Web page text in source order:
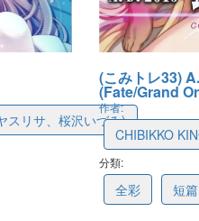
スリサ、桜沢いづみ)
(こみトレ33)
(Fate/Grand
作者:
CHIBIKKO
分類:
全彩 短篇